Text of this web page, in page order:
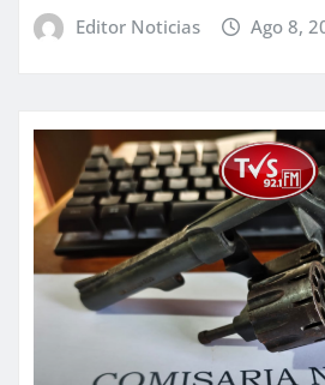
Editor Noticias Ago 8,